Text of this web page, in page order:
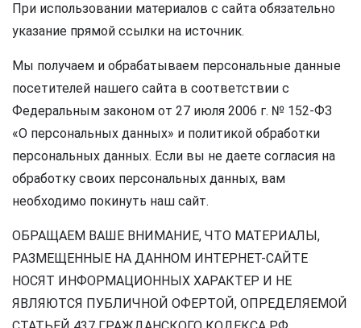
При использовании материалов с сайта обязательно
указание прямой ссылки на источник.
Мы получаем и обрабатываем персональные данные
посетителей нашего сайта в соответствии с
Федеральным законом от 27 июля 2006 г. № 152-ФЗ
«О персональных данных» и политикой обработки
персональных данных. Если вы не даете согласия на
обработку своих персональных данных, вам
необходимо покинуть наш сайт.
ОБРАЩАЕМ ВАШЕ ВНИМАНИЕ, ЧТО МАТЕРИАЛЫ,
РАЗМЕЩЕННЫЕ НА ДАННОМ ИНТЕРНЕТ-САЙТЕ
НОСЯТ ИНФОРМАЦИОННЫХ ХАРАКТЕР И НЕ
ЯВЛЯЮТСЯ ПУБЛИЧНОЙ ОФЕРТОЙ, ОПРЕДЕЛЯЕМОЙ